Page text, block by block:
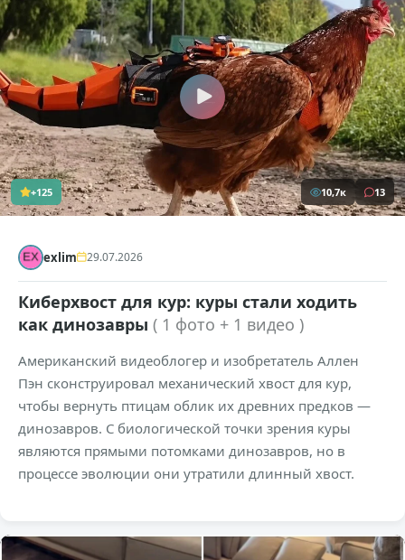
+125 10,7к 13
exlim 29.07.2026
Киберхвост для кур: куры стали ходить
как динозавры ( 1 фото + 1 видео )
Американский видеоблогер и изобретатель Аллен
Пэн сконструировал механический хвост для кур,
чтобы вернуть птицам облик их древних предков —
динозавров. С биологической точки зрения куры
являются прямыми потомками динозавров, но в
процессе эволюции они утратили длинный хвост.